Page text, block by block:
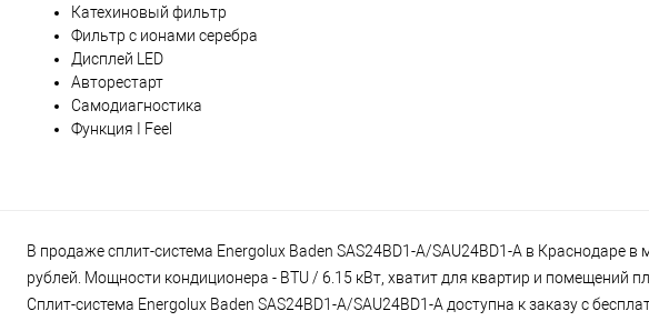
Катехиновый фильтр
Фильтр с ионами серебра
Дисплей LED
Авторестарт
Самодиагностика
Функция I Feel
В продаже сплит-система Energolux Baden SAS24BD1-A/SAU24BD1-A в Краснодаре
рублей. Мощности кондиционера - BTU / 6.15 кВт, хватит для квартир и помещений
Сплит-система Energolux Baden SAS24BD1-A/SAU24BD1-A доступна к заказу с